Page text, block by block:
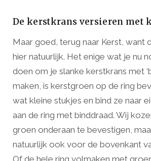
De kerstkrans versieren met
Maar goed, terug naar Kerst, want
hier natuurlijk. Het enige wat je nu
doen om je slanke kerstkrans met
maken, is kerstgroen op de ring
wat kleine stukjes en bind ze naar
aan de ring met binddraad. Wij
groen onderaan te bevestigen,
natuurlijk ook voor de bovenkant
Of de hele ring volmaken met